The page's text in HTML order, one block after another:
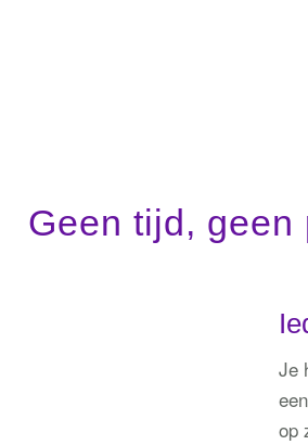
Geen tijd, geen
Je
op